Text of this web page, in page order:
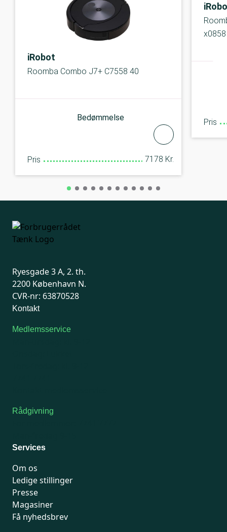
iRobot
Roomba Combo J7+ C7558 40
Bedømmelse
Pris 7178 Kr.
Pris
Ryesgade 3 A, 2. th.
2200 København N.
CVR-nr: 63870528
Kontakt
Medlemsservice
Rådgivning
Services
Om os
Ledige stillinger
Presse
Magasiner
Få nyhedsbrev